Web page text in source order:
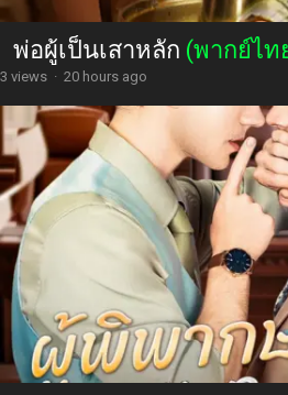
พ่อผู้เป็นเสาหลัก (พากย์ไท
3 views · 20 hours ago